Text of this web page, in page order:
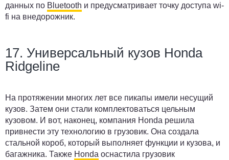
данных по Bluetooth и предусматривает точку доступа wi-
fi на внедорожник.
17. Универсальный кузов Honda
Ridgeline
На протяжении многих лет все пикапы имели несущий
кузов. Затем они стали комплектоваться цельным
кузовом. И вот, наконец, компания Honda решила
привнести эту технологию в грузовик. Она создала
стальной короб, который выполняет функции и кузова, и
багажника. Также Honda оснастила грузовик